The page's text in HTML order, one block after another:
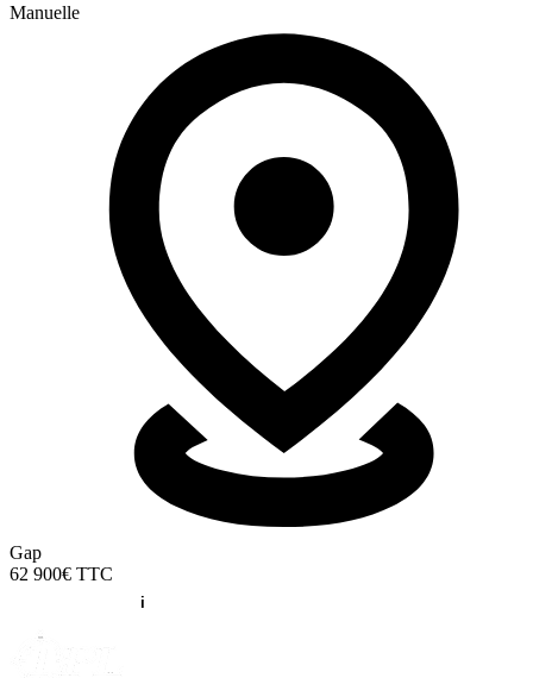
Manuelle
Gap
62 900€ TTC